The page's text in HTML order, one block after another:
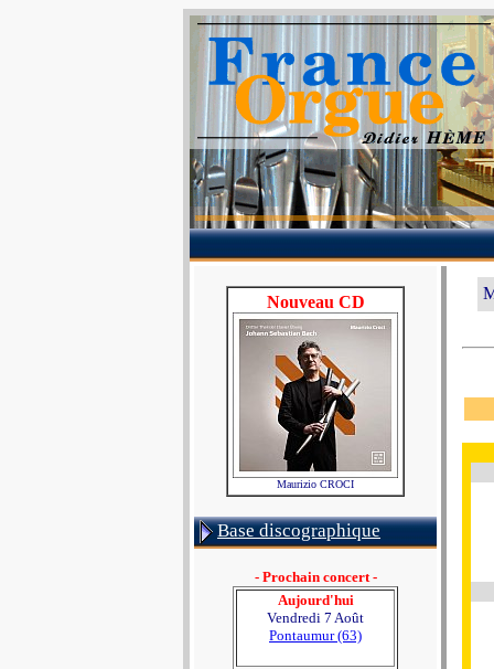
Nouveau CD
Maurizio CROCI
Base discographique
- Prochain concert -
Aujourd'hui
Vendredi 7 Août
Pontaumur (63)